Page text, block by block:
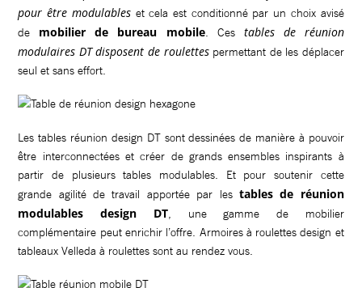
pour être modulableset cela est conditionné par un choix avisé
de mobilier de bureau mobile. Ces tables de réunion
modulaires DT disposent de roulettespermettant de les déplacer
seul et sans effort.
Les tables réunion design DT sont dessinées de manière à pouvoir
être interconnectées et créer de grands ensembles inspirants à
partir de plusieurs tables modulables. Et pour soutenir cette
grande agilité de travail apportée par les tables de réunion
modulables design DT, une gamme de mobilier
complémentaire peut enrichir l’offre. Armoires à roulettes design et
tableaux Velleda à roulettes sont au rendez vous.